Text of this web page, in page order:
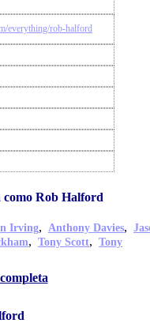
everything/rob-halford
como Rob Halford
Irving, Anthony Davies,
, Tony Scott, Tony